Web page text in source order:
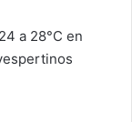
a 28°C en